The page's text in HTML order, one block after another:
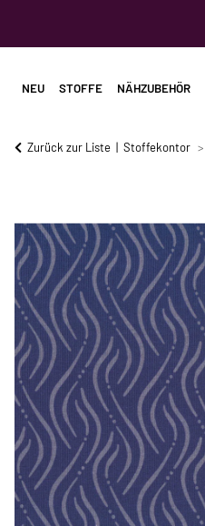
NEU STOFFE NÄHZUBEHÖR
Zurück zur Liste Stoffekontor